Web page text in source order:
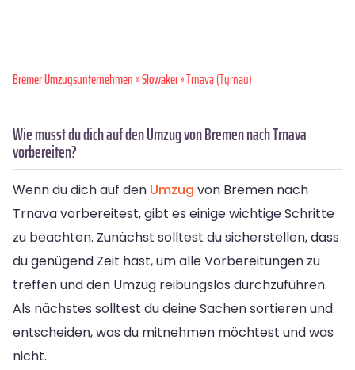
Bremer Umzugsunternehmen»Slowakei» Trnava (Tyrnau)
Wie musst du dich auf den Umzug von Bremen nach Trnava
vorbereiten?
Wenn du dich auf den Umzug von Bremen nach
Trnava vorbereitest, gibt es einige wichtige Schritte
zu beachten. Zunächst solltest du sicherstellen, dass
du genügend Zeit hast, um alle Vorbereitungen zu
treffen und den Umzug reibungslos durchzuführen.
Als nächstes solltest du deine Sachen sortieren und
entscheiden, was du mitnehmen möchtest und was
nicht.